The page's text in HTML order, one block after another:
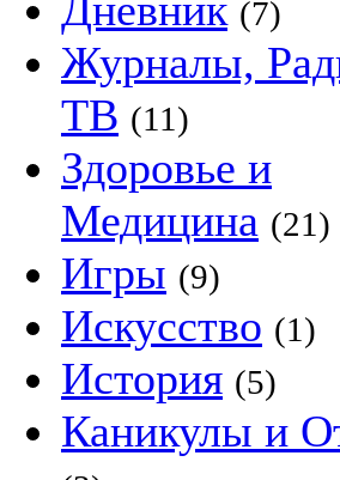
(7)
Журналы,
ТВ (11)
Здоровье и
Медицина (21)
Игры (9)
Искусство (1)
История (5)
Каникулы и